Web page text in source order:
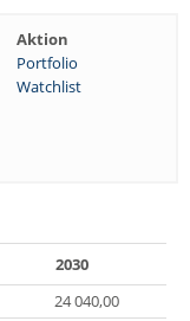
Aktion
Portfolio
Watchlist
2030
24 040,00